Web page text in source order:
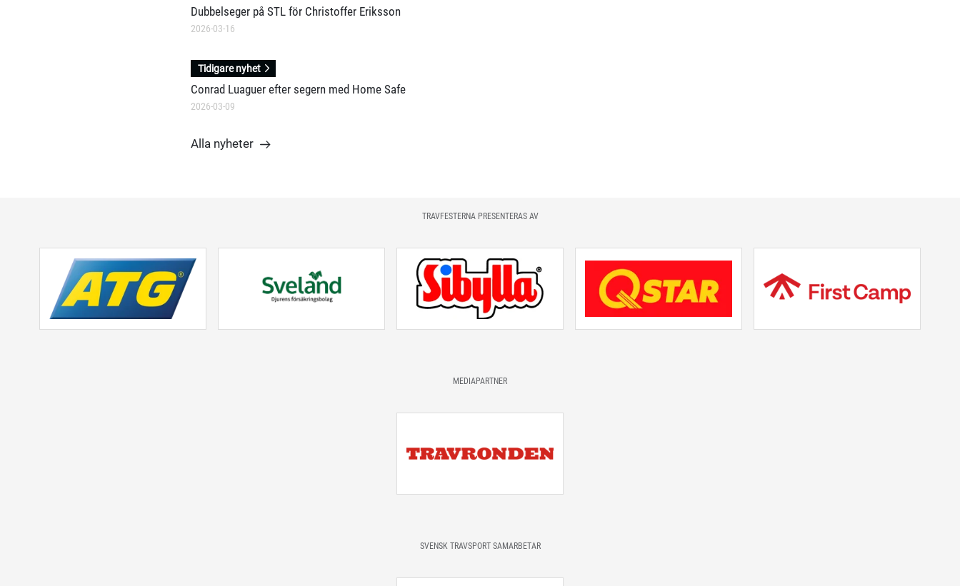
Dubbelseger på STL för Christoffer Eriksson
2026-03-16
Tidigare nyhet
Conrad Luaguer efter segern med Home Safe
2026-03-09
Alla nyheter
TRAVFESTERNA PRESENTERAS AV
MEDIAPARTNER
SVENSK TRAVSPORT SAMARBETAR